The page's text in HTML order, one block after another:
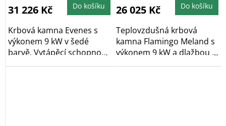
31 226 Kč Do košíku
Krbová kamna Evenes s
výkonem 9 kW v šedé
barvě. Vytápěcí schopnost
kamen činí až...
5,0
z
hvězdiček.
26 025 Kč Do košíku
Teplovzdušná krbová
kamna Flamingo Meland s
výkonem 9 kW a dlažbou v
barvě bělený dub....